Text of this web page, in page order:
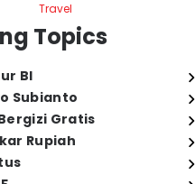
Travel
Topics
BI
Subianto
Gratis
Rupiah